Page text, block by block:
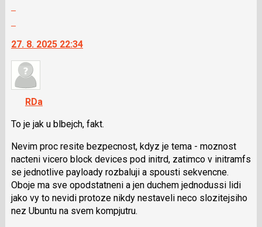
další
nový
názor.
navigaci
lze
použít
klávesy
N
pro
následující
a
P
27. 8. 2025 22:34
RDa
To je jak u blbejch, fakt.
Nevim proc resite bezpecnost, kdyz je tema - moznost
nacteni vicero block devices pod initrd, zatimco v initramfs
se jednotlive payloady rozbaluji a spousti sekvencne.
Oboje ma sve opodstatneni a jen duchem jednodussi lidi
jako vy to nevidi protoze nikdy nestaveli neco slozitejsiho
nez Ubuntu na svem kompjutru.